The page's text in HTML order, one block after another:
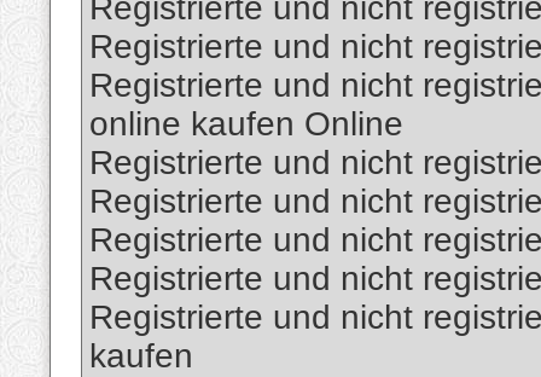
Registrierte und nicht
Registrierte und nicht
Registrierte und nicht
online kaufen Online
Registrierte und nicht
Registrierte und nicht
Registrierte und nicht
Registrierte und nicht
Registrierte und nicht
kaufen